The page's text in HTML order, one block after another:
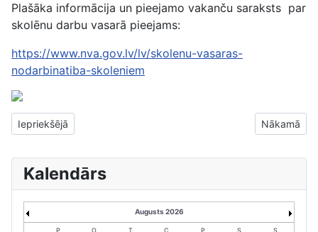
Plašāka informācija un pieejamo vakanču saraksts par
skolēnu darbu vasarā pieejams:
https://www.nva.gov.lv/lv/skolenu-vasaras-
nodarbinatiba-skoleniem
Iepriekšējais raksts: Teātra izrāde "Miltiņciems"
Iepriekšējā Nākamais
Nākamā
Kalendārs
Augusts 2026
P O T C P S S